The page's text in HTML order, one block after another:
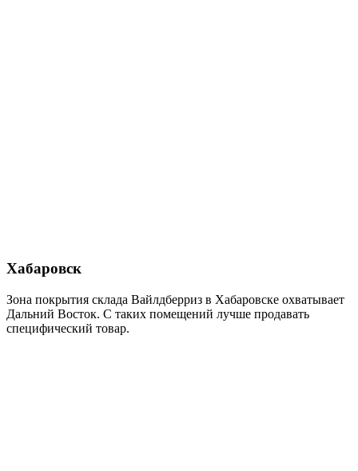
Хабаровск
Зона покрытия склада Вайлдберриз в Хабаровске охватывает
Дальний Восток. С таких помещений лучше продавать
специфический товар.